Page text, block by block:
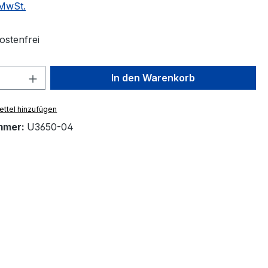
Anzahl: Gib den gewünschten Wert
In den Warenkorb
hinzufügen
U3650-04